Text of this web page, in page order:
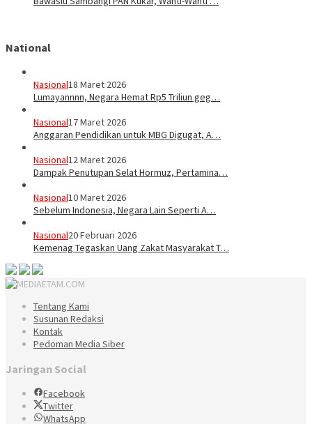
National
Nasional18 Maret 2026
Lumayannnn, Negara Hemat Rp5 Triliun geg…
Nasional17 Maret 2026
Anggaran Pendidikan untuk MBG Digugat, A…
Nasional12 Maret 2026
Dampak Penutupan Selat Hormuz, Pertamina…
Nasional10 Maret 2026
Sebelum Indonesia, Negara Lain Seperti A…
Nasional20 Februari 2026
Kemenag Tegaskan Uang Zakat Masyarakat T…
Tentang Kami
Susunan Redaksi
Kontak
Pedoman Media Siber
Jaringan Social
Facebook
Twitter
WhatsApp